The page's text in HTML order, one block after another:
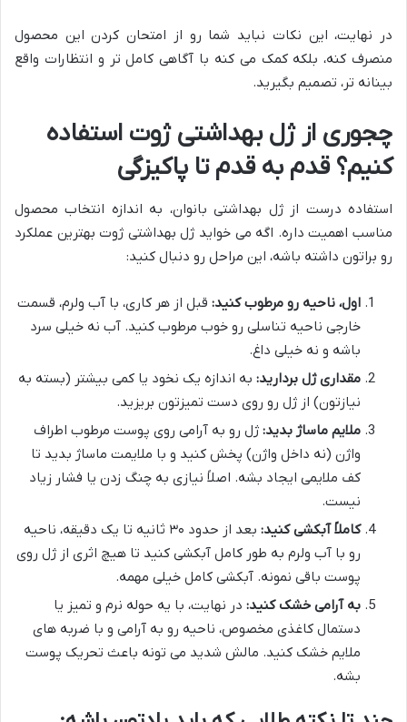
در نهایت، این نکات نباید شما رو از امتحان کردن این محصول
منصرف کنه، بلکه کمک می کنه با آگاهی کامل تر و انتظارات واقع
بینانه تر، تصمیم بگیرید.
چجوری از ژل بهداشتی ژوت استفاده
کنیم؟ قدم به قدم تا پاکیزگی
استفاده درست از ژل بهداشتی بانوان، به اندازه انتخاب محصول
مناسب اهمیت داره. اگه می خواید ژل بهداشتی ژوت بهترین عملکرد
رو براتون داشته باشه، این مراحل رو دنبال کنید:
اول، ناحیه رو مرطوب کنید: قبل از هر کاری، با آب ولرم، قسمت
خارجی ناحیه تناسلی رو خوب مرطوب کنید. آب نه خیلی سرد
باشه و نه خیلی داغ.
مقداری ژل بردارید: به اندازه یک نخود یا کمی بیشتر (بسته به
نیازتون) از ژل رو روی دست تمیزتون بریزید.
ملایم ماساژ بدید: ژل رو به آرامی روی پوست مرطوب اطراف
واژن (نه داخل واژن) پخش کنید و با ملایمت ماساژ بدید تا
کف ملایمی ایجاد بشه. اصلاً نیازی به چنگ زدن یا فشار زیاد
نیست.
کاملاً آبکشی کنید:
بعد از حدود ۳۰ ثانیه تا یک دقیقه، ناحیه
رو با آب ولرم به طور کامل آبکشی کنید تا هیچ اثری از ژل روی
پوست باقی نمونه. آبکشی کامل خیلی مهمه.
به آرامی خشک کنید: در نهایت، با یه حوله نرم و تمیز یا
دستمال کاغذی مخصوص، ناحیه رو به آرامی و با ضربه های
ملایم خشک کنید. مالش شدید می تونه باعث تحریک پوست
بشه.